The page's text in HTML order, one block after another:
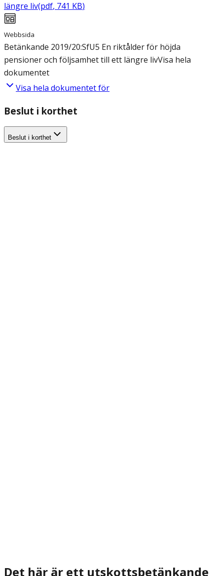
längre liv(pdf, 741 KB)
Webbsida
Betänkande 2019/20:SfU5 En riktålder för höjda
pensioner och följsamhet till ett längre livVisa hela
dokumentet
Visa hela dokumentet för
Beslut i korthet
Beslut i korthet
Det här är ett utskottsbetänkande